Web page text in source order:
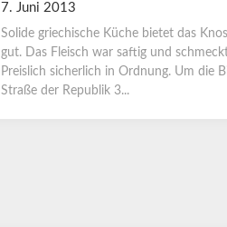
7. Juni 2013
Solide griechische Küche bietet das
gut. Das Fleisch war saftig und
Preislich sicherlich in Ordnung. Um die
Straße der Republik 3...